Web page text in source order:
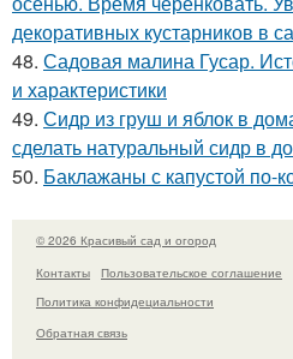
декоративных кустарников в
48. Садовая малина Гусар.
и характеристики
49. Сидр из груш и яблок в
сделать натуральный сидр в
50. Баклажаны с капустой по-
© 2026 Красивый сад и огород
Контакты
Пользовательское соглашение
Политика конфидециальности
Обратная связь